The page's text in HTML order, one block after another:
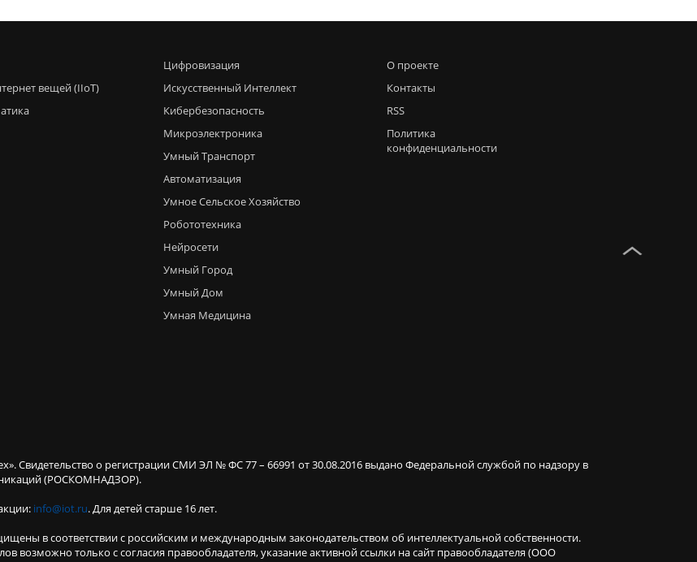
вещей (IIoT)
Цифровизация
Искусственный Интеллект
Кибербезопасность
Микроэлектроника
Умный Транспорт
Автоматизация
Умное Сельское Хозяйство
Робототехника
Нейросети
Умный Город
Умный Дом
Умная Медицина
О проекте
Контакты
RSS
Политика
конфиденциальности
Свидетельство о регистрации СМИ ЭЛ № ФС 77 – 66991 от 30.08.2016 выдано Федеральной службой по надзору в
(РОСКОМНАДЗОР).
info@iot.ru. Для детей старше 16 лет.
в соответствии с российским и международным законодательством об интеллектуальной собственности.
возможно только с согласия правообладателя, указание активной ссылки на сайт правообладателя (ООО